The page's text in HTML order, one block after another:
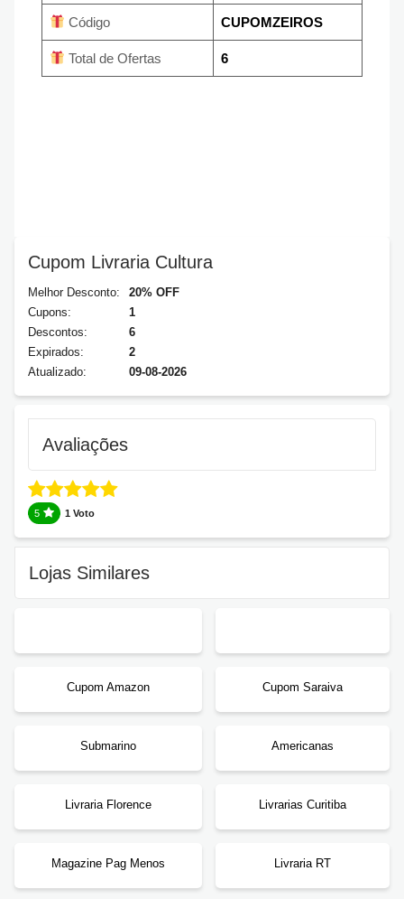
Código CUPOMZEIROS
Total de Ofertas 6
Cupom Livraria Cultura
Melhor Desconto:
20% OFF
Cupons:
1
Descontos:
6
Expirados:
2
Atualizado:
09-08-2026
Avaliações
5 1 Voto
Lojas Similares
Cupom Amazon Cupom Saraiva
Submarino Americanas
Livraria Florence Livrarias Curitiba
Magazine Pag Menos Livraria RT